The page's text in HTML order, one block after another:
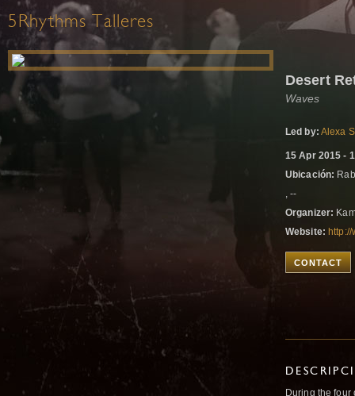
5Rhythms Talleres
Desert
Waves
Led by: Alexa
15 Apr 2015 -
Ubicación:
, --
Organizer:
Website:
CONTACT
During the four